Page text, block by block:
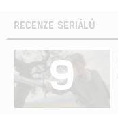
RECENZE SERIÁLŮ
9